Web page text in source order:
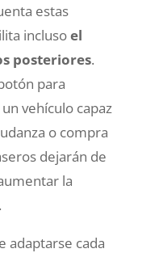
estas
inclusoel
posteriores.
para
vehículo capaz
o compra
dejarán de
la
adaptarse cada